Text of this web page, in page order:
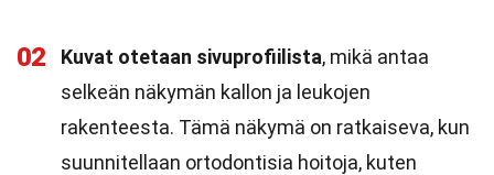
02 Kuvat otetaan sivuprofiilista, mikä antaa
selkeän näkymän kallon ja leukojen
rakenteesta. Tämä näkymä on ratkaiseva, kun
suunnitellaan ortodontisia hoitoja, kuten